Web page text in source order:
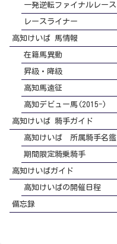
一発逆転ファイナルレース
レースライナー
高知けいば 馬情報
在籍馬異動
昇級・降級
高知馬遠征
高知デビュー馬(2015-)
高知けいば 騎手ガイド
高知けいば 所属騎手名鑑
期間限定騎乗騎手
高知けいばガイド
高知けいばの開催日程
備忘録